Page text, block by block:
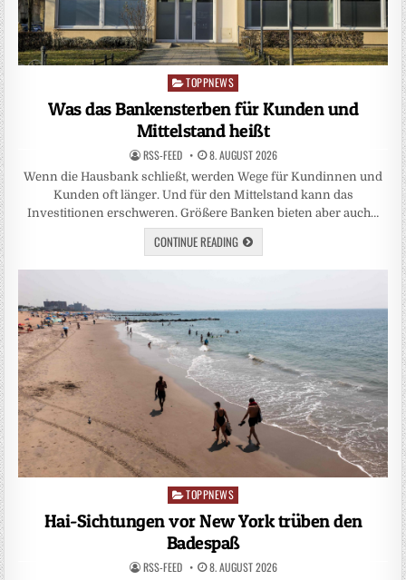
Posted
TOPPNEWS
Was das Bankensterben für Kunden und
Mittelstand heißt
RSS-FEED 8. AUGUST 2026
Wenn die Hausbank schließt, werden Wege für Kundinnen und
Kunden oft länger. Und für den Mittelstand kann das
Investitionen erschweren. Größere Banken bieten aber auch…
CONTINUE READING
Posted
TOPPNEWS
Hai-Sichtungen vor New York trüben den
Badespaß
RSS-FEED 8. AUGUST 2026